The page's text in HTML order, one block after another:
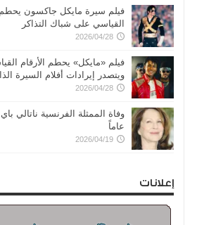
فيلم سيرة مايكل جاكسون يحطم
القياسي على شباك التذاكر
2026/04/28
فيلم «مايكل» يحطم الأرقام
ويتصدر إيرادات أفلام السيرة
2026/04/28
عاماً
2026/04/19
إعلانات